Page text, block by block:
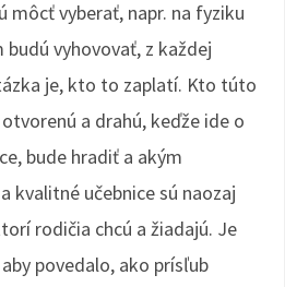
môcť vyberať, napr. na fyziku
vyhovovať, z každej
je, kto to zaplatí. Kto túto
a drahú, keďže ide o
bude hradiť a akým
kvalitné učebnice sú naozaj
rodičia chcú a žiadajú. Je
povedalo, ako prísľub